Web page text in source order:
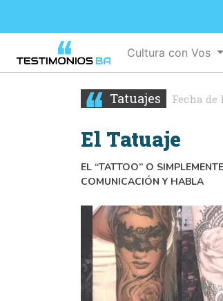
Cultura con Vos
Tatuajes Fecha
El Tatuaje
EL “TATTOO” O
COMUNICACIÓN Y HABLA